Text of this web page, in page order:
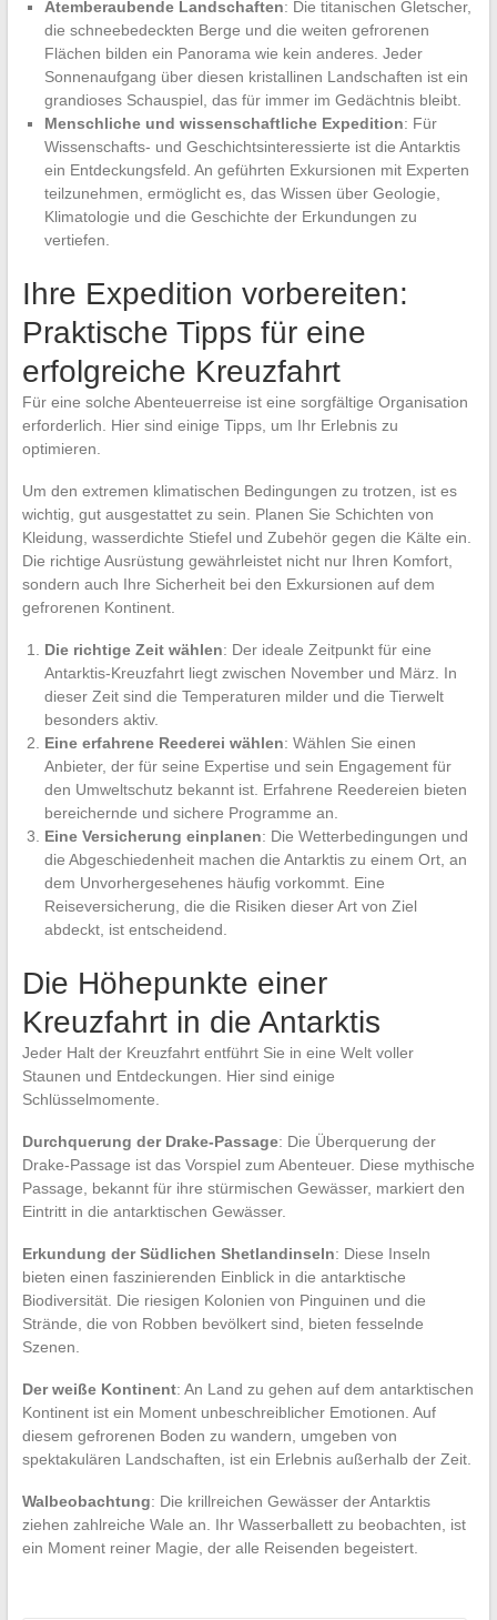
Atemberaubende Landschaften: Die titanischen Gletscher,
die schneebedeckten Berge und die weiten gefrorenen
Flächen bilden ein Panorama wie kein anderes. Jeder
Sonnenaufgang über diesen kristallinen Landschaften ist ein
grandioses Schauspiel, das für immer im Gedächtnis bleibt.
Menschliche und wissenschaftliche Expedition: Für
Wissenschafts- und Geschichtsinteressierte ist die Antarktis
ein Entdeckungsfeld. An geführten Exkursionen mit Experten
teilzunehmen, ermöglicht es, das Wissen über Geologie,
Klimatologie und die Geschichte der Erkundungen zu
vertiefen.
Ihre Expedition vorbereiten:
Praktische Tipps für eine
erfolgreiche Kreuzfahrt
Für eine solche Abenteuerreise ist eine sorgfältige Organisation
erforderlich. Hier sind einige Tipps, um Ihr Erlebnis zu
optimieren.
Um den extremen klimatischen Bedingungen zu trotzen, ist es
wichtig, gut ausgestattet zu sein. Planen Sie Schichten von
Kleidung, wasserdichte Stiefel und Zubehör gegen die Kälte ein.
Die richtige Ausrüstung gewährleistet nicht nur Ihren Komfort,
sondern auch Ihre Sicherheit bei den Exkursionen auf dem
gefrorenen Kontinent.
Die richtige Zeit wählen: Der ideale Zeitpunkt für eine
Antarktis-Kreuzfahrt liegt zwischen November und März. In
dieser Zeit sind die Temperaturen milder und die Tierwelt
besonders aktiv.
Eine erfahrene Reederei wählen: Wählen Sie einen
Anbieter, der für seine Expertise und sein Engagement für
den Umweltschutz bekannt ist. Erfahrene Reedereien bieten
bereichernde und sichere Programme an.
Eine Versicherung einplanen: Die Wetterbedingungen und
die Abgeschiedenheit machen die Antarktis zu einem Ort, an
dem Unvorhergesehenes häufig vorkommt. Eine
Reiseversicherung, die die Risiken dieser Art von Ziel
abdeckt, ist entscheidend.
Die Höhepunkte einer
Kreuzfahrt in die Antarktis
Jeder Halt der Kreuzfahrt entführt Sie in eine Welt voller
Staunen und Entdeckungen. Hier sind einige
Schlüsselmomente.
Durchquerung der Drake-Passage: Die Überquerung der
Drake-Passage ist das Vorspiel zum Abenteuer. Diese mythische
Passage, bekannt für ihre stürmischen Gewässer, markiert den
Eintritt in die antarktischen Gewässer.
Erkundung der Südlichen Shetlandinseln: Diese Inseln
bieten einen faszinierenden Einblick in die antarktische
Biodiversität. Die riesigen Kolonien von Pinguinen und die
Strände, die von Robben bevölkert sind, bieten fesselnde
Szenen.
Der weiße Kontinent: An Land zu gehen auf dem antarktischen
Kontinent ist ein Moment unbeschreiblicher Emotionen. Auf
diesem gefrorenen Boden zu wandern, umgeben von
spektakulären Landschaften, ist ein Erlebnis außerhalb der Zeit.
Walbeobachtung: Die krillreichen Gewässer der Antarktis
ziehen zahlreiche Wale an. Ihr Wasserballett zu beobachten, ist
ein Moment reiner Magie, der alle Reisenden begeistert.